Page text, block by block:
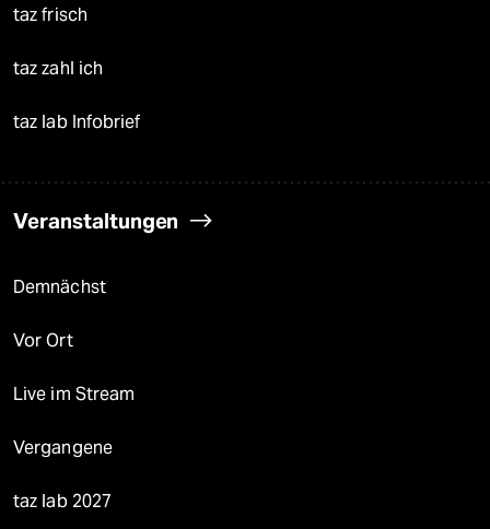
taz frisch
taz zahl ich
taz lab Infobrief
Veranstaltungen
Demnächst
Vor Ort
Live im Stream
Vergangene
taz lab 2027